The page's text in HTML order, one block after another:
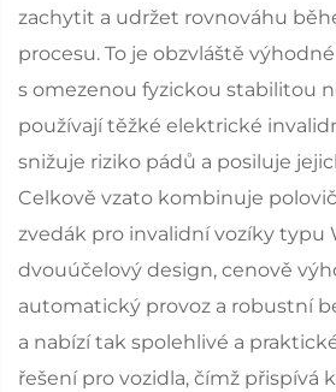
zachytit a udržet rovnováhu
procesu. To je obzvláště
s omezenou fyzickou stabilitou
používají těžké elektrické
snižuje riziko pádů a posiluje
Celkově vzato kombinuje
zvedák pro invalidní vozíky typu
dvouúčelový design, cenově
automatický provoz a robustní
a nabízí tak spolehlivé a
řešení pro vozidla, čímž přispívá